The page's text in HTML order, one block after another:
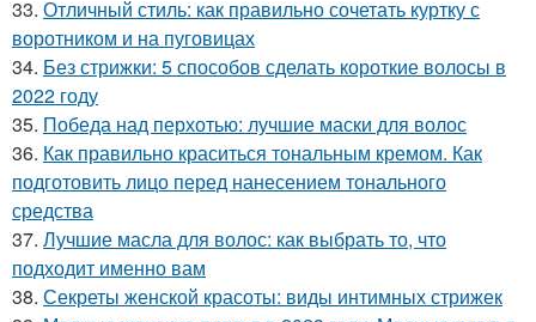
33. Отличный стиль: как правильно сочетать куртку с
воротником и на пуговицах
34. Без стрижки: 5 способов сделать короткие волосы в
2022 году
35. Победа над перхотью: лучшие маски для волос
36. Как правильно краситься тональным кремом. Как
подготовить лицо перед нанесением тонального
средства
37. Лучшие масла для волос: как выбрать то, что
подходит именно вам
38. Секреты женской красоты: виды интимных стрижек